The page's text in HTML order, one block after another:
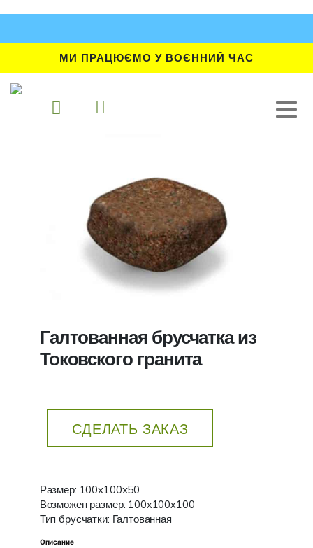
МИ ПРАЦЮЄМО У ВОЄННИЙ ЧАС
Галтованная брусчатка из
Токовского гранита
СДЕЛАТЬ ЗАКАЗ
Размер: 100x100x50
Возможен размер: 100х100х100
Тип брусчатки: Галтованная
Описание